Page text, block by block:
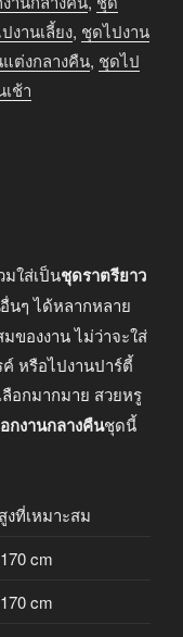
งานเลี้ยง, ชุดไปงาน
ต่งกลางคืน, ชุดไป
ช้า
ใส่เป็นชุดราตรียาว
อื่นๆ ได้หลากหลาย
ของงาน ไม่ว่าจะใส่
ค์ หรือไปงานปาร์ตี้
ลือกมากมาย สวยหรู
กงานกลางคืนชุดนี้
งที่เหมาะสม
cm
cm